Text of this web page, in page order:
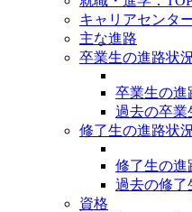
キャリアセンタ
主な進路
卒業生の進路状
卒業生の進
過去の卒業
修了生の進路状
修了生の進
過去の修了
資格